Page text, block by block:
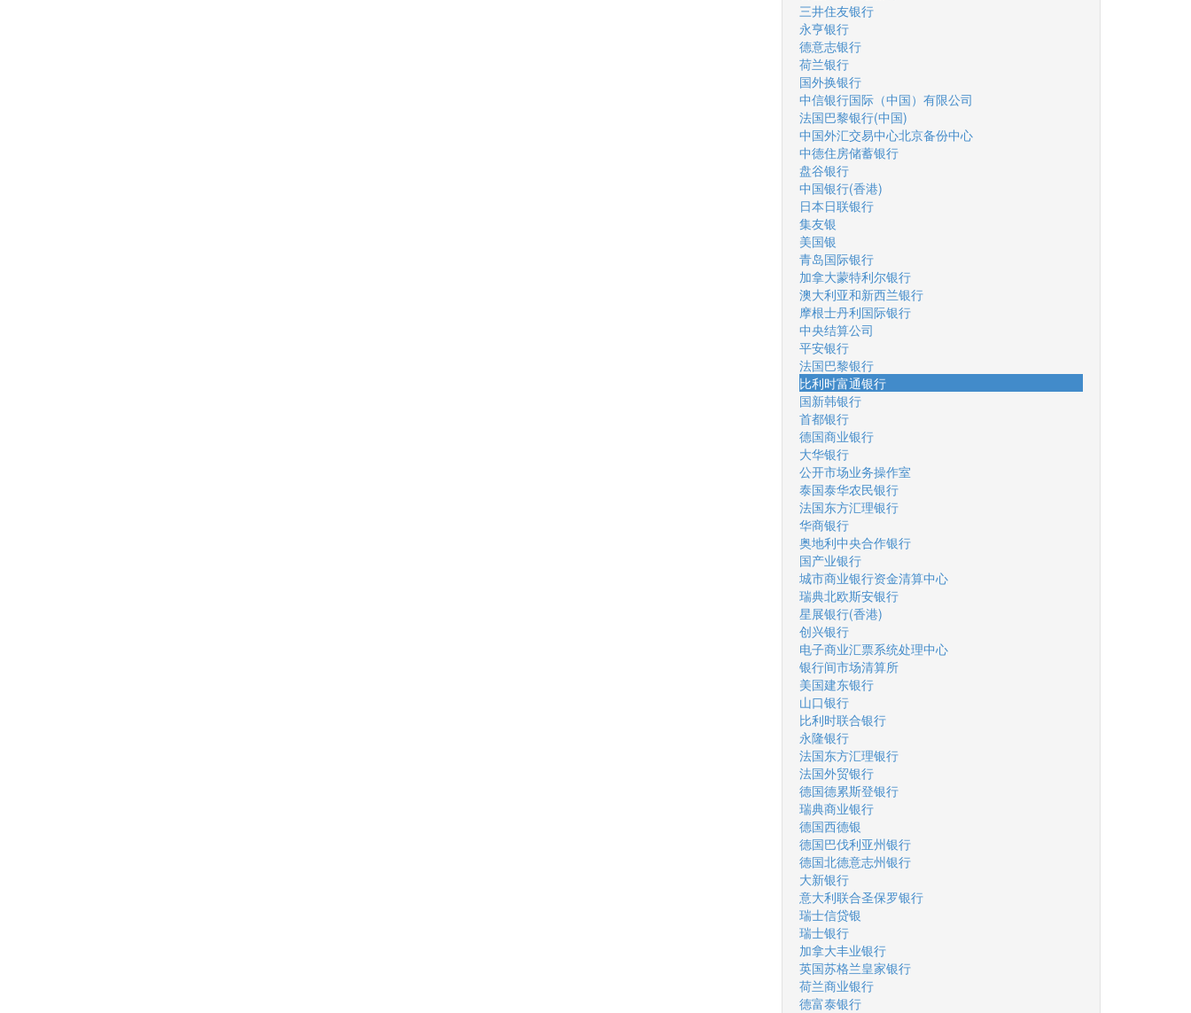
三井住友银行
永亨银行
德意志银行
荷兰银行
国外换银行
中信银行国际（中国）有限公司
法国巴黎银行(中国)
中国外汇交易中心北京备份中心
中德住房储蓄银行
盘谷银行
中国银行(香港)
日本日联银行
集友银
美国银
青岛国际银行
加拿大蒙特利尔银行
澳大利亚和新西兰银行
摩根士丹利国际银行
中央结算公司
平安银行
法国巴黎银行
比利时富通银行
国新韩银行
首都银行
德国商业银行
大华银行
公开市场业务操作室
泰国泰华农民银行
法国东方汇理银行
华商银行
奥地利中央合作银行
国产业银行
城市商业银行资金清算中心
瑞典北欧斯安银行
星展银行(香港)
创兴银行
电子商业汇票系统处理中心
银行间市场清算所
美国建东银行
山口银行
比利时联合银行
永隆银行
法国东方汇理银行
法国外贸银行
德国德累斯登银行
瑞典商业银行
德国西德银
德国巴伐利亚州银行
德国北德意志州银行
大新银行
意大利联合圣保罗银行
瑞士信贷银
瑞士银行
加拿大丰业银行
英国苏格兰皇家银行
荷兰商业银行
德富泰银行